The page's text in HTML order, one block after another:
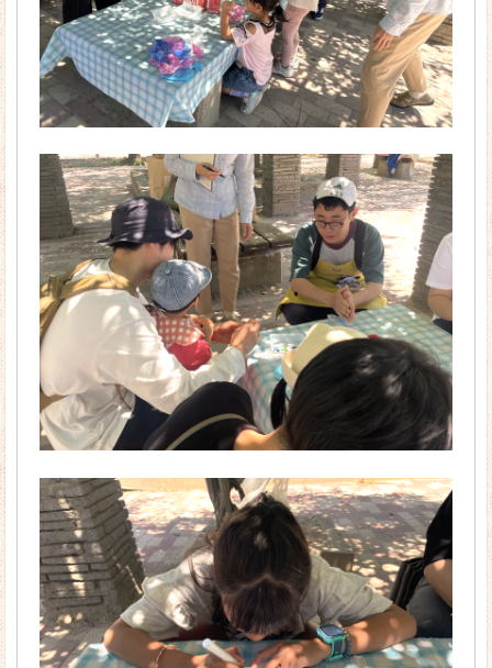
オープンキャンパス
大学・短大と専門学校の違い
私たちが京都ほせんに入学した理由
キャンパスカレンダー
在校生の１日
ほせんデータ
入学生出身高校一覧
学校周辺マップ
学生サポート